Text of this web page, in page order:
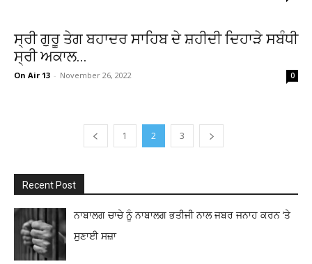
ਸ੍ਰੀ ਗੁਰੂ ਤੇਗ ਬਹਾਦਰ ਸਾਹਿਬ ਦੇ ਸ਼ਹੀਦੀ ਦਿਹਾੜੇ ਸਬੰਧੀ
ਸ੍ਰੀ ਅਕਾਲ...
On Air 13 - November 26, 2022 0
1 2 3
Recent Post
ਨਾਬਾਲਗ ਚਾਚੇ ਨੂੰ ਨਾਬਾਲਗ ਭਤੀਜੀ ਨਾਲ ਜਬਰ ਜਨਾਹ ਕਰਨ ‘ਤੇ
ਸੁਣਾਈ ਸਜ਼ਾ